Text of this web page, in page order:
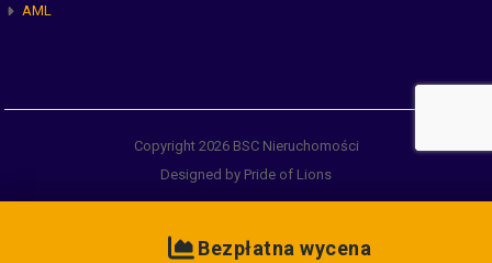
Bezpłatna wycena
AML
Copyright 2026 BSC Nieruchomości
Designed by Pride of Lions